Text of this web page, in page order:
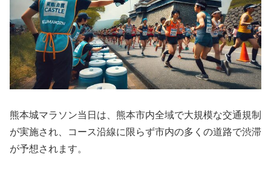
熊本城マラソン当日は、熊本市内全域で大規模な交通規制
が実施され、コース沿線に限らず市内の多くの道路で渋滞
が予想されます。